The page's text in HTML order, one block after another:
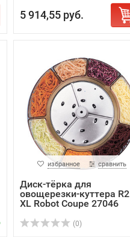
5 914,55 руб.
избранное сравнить
Диск-тёрка для
овощерезки-куттера
XL Robot Coupe 27046
(0)